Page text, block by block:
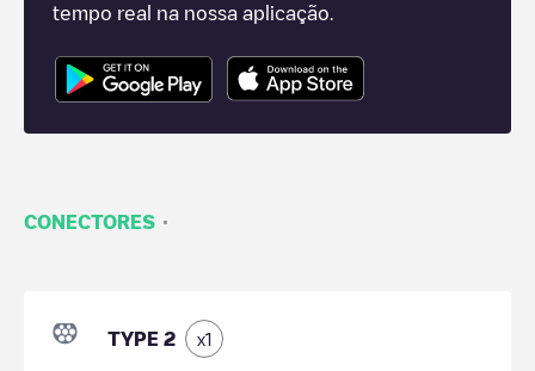
tempo real na nossa aplicação.
CONECTORES ·
TYPE 2 x1